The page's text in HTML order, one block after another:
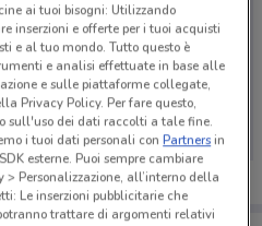
non abbiamo pubblicato
Riprova più tardi.
ai tuoi bisogni: Utilizzando
inserzioni e offerte per i tuoi acquisti
e al tuo mondo. Tutto questo è
e analisi effettuate in base alle
e sulle piattaforme collegate,
Privacy Policy. Per fare questo,
sull'uso dei dati raccolti a tale fine.
i tuoi dati personali conPartnersin
esterne. Puoi sempre cambiare
Personalizzazione, all’interno della
Le inserzioni pubblicitarie che
trattare di argomenti relativi